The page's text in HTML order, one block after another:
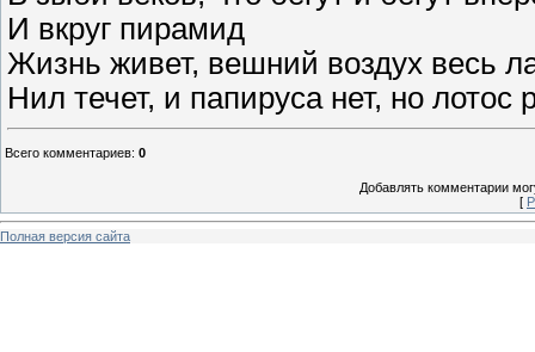
И вкруг пирамид
Жизнь живет, вешний воздух весь
Нил течет, и папируса нет, но лотос
Всего комментариев: 0
Добавлять комментарии
[
Полная версия сайта